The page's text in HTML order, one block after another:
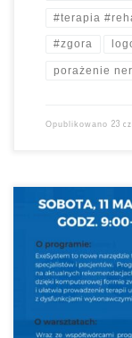
#terapia
#zgora
porażenie
Opublikowano 23
AFAZJANIE biorą
nowatorski
jest już dostępny w
komunikacji